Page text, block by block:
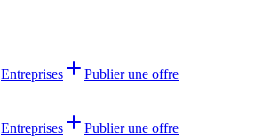
Entreprises Publier une offre
Entreprises Publier une offre